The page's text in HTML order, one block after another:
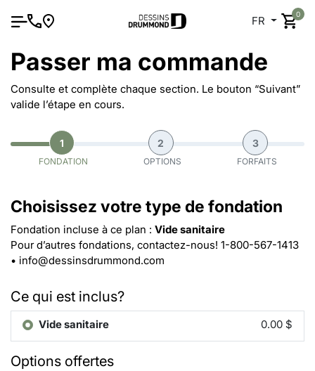
FR
0
Passer ma commande
Consulte et complète chaque section. Le bouton “Suivant”
valide l’étape en cours.
1
FONDATION
2
OPTIONS
3
FORFAITS
Choisissez votre type de fondation
Fondation incluse à ce plan : Vide sanitaire
Pour d’autres fondations, contactez-nous! 1-800-567-1413
• info@dessinsdrummond.com
Ce qui est inclus?
Vide sanitaire 0.00 $
Options offertes